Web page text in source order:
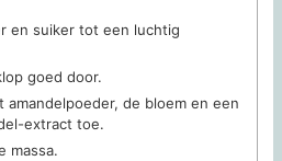
en suiker tot een luchtig
goed door.
amandelpoeder, de bloem en een
extract toe.
massa.